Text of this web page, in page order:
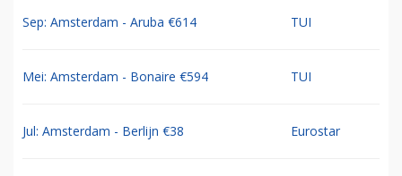
Sep: Amsterdam - Aruba €614 TUI
Mei: Amsterdam - Bonaire €594 TUI
Jul: Amsterdam - Berlijn €38 Eurostar